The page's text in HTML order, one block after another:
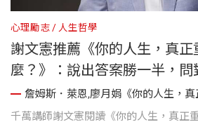
心理勵志 人生哲學
謝文憲推薦《你的人生，真正
麼？》：說出答案勝一半，問
詹姆斯．萊恩,廖月娟《你的人生，真
千萬講師謝文憲閱讀《你的人生，真正